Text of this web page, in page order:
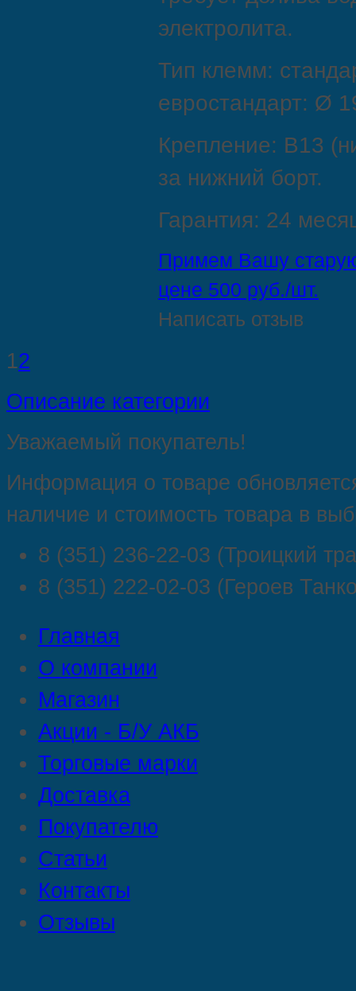
электролита.
Тип клемм:
евростандарт: Ø
Крепление: B13
за нижний борт.
Гарантия: 24
Примем Вашу
цене 500 руб./шт.
Написать отзыв
12
Описание категории
Уважаемый покупатель!
Информация о товаре
наличие и стоимость товара в
8 (351) 236-22-03 (Троицкий
8 (351) 222-02-03 (Героев
Главная
О компании
Магазин
Акции - Б/У АКБ
Торговые марки
Доставка
Покупателю
Статьи
Контакты
Отзывы